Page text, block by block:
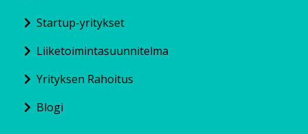
Startup-yritykset
Liiketoimintasuunnitelma
Yrityksen Rahoitus
Blogi